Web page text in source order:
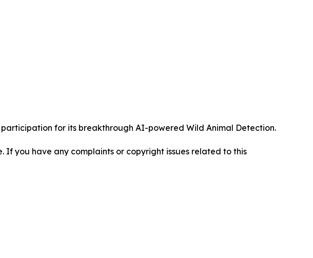
for its breakthrough AI-powered Wild Animal Detection.
you have any complaints or copyright issues related to this